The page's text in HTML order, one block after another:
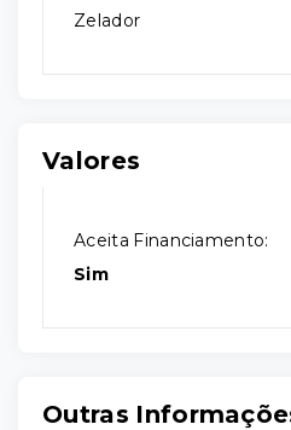
Zelador
Valores
Aceita Financiamento:
Sim
Outras